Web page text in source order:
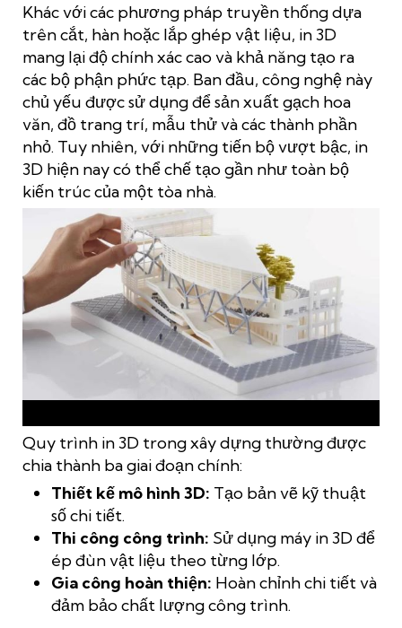
Khác với các phương pháp truyền thống dựa
trên cắt, hàn hoặc lắp ghép vật liệu, in 3D
mang lại độ chính xác cao và khả năng tạo ra
các bộ phận phức tạp. Ban đầu, công nghệ này
chủ yếu được sử dụng để sản xuất gạch hoa
văn, đồ trang trí, mẫu thử và các thành phần
nhỏ. Tuy nhiên, với những tiến bộ vượt bậc, in
3D hiện nay có thể chế tạo gần như toàn bộ
kiến trúc của một tòa nhà.
Quy trình in 3D trong xây dựng thường được
chia thành ba giai đoạn chính:
Thiết kế mô hình 3D: Tạo bản vẽ kỹ thuật
số chi tiết.
Thi công công trình: Sử dụng máy in 3D để
ép đùn vật liệu theo từng lớp.
Gia công hoàn thiện: Hoàn chỉnh chi tiết và
đảm bảo chất lượng công trình.